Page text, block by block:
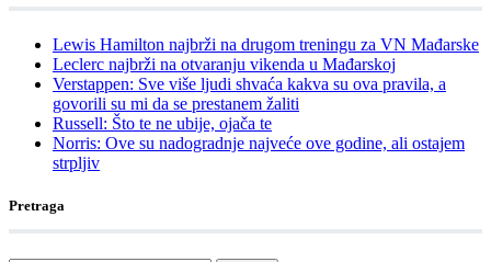
Lewis Hamilton najbrži na drugom treningu za VN Mađarske
Leclerc najbrži na otvaranju vikenda u Mađarskoj
Verstappen: Sve više ljudi shvaća kakva su ova pravila, a
govorili su mi da se prestanem žaliti
Russell: Što te ne ubije, ojača te
Norris: Ove su nadogradnje najveće ove godine, ali ostajem
strpljiv
Pretraga